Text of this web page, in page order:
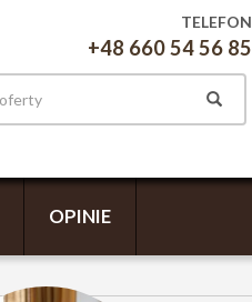
TELEFON
+48 660 54 56 85
OPINIE